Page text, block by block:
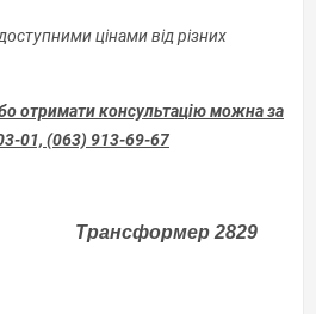
цінами від різних
отримати консультацію можна за
01, (063) 913-69-67
Трансформер 2829